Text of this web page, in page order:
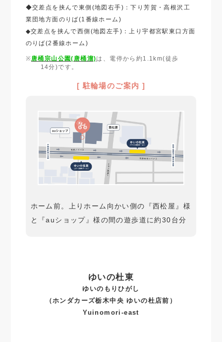
◆交差点を挟んで東側(地図右手)：下り芳賀・高根沢工
業団地方面のりば(1番線ホーム)
◆交差点を挟んで西側(地図左手)：上り宇都宮駅東口方面
のりば(2番線ホーム)
唐桶宗山公園(唐桶溜)は、電停から約1.1km(徒歩
14分)です。
[ 駐輪場のご案内 ]
ホーム前。上りホーム向かい側の『西松屋』様
と『auショップ』様の間の遊歩道に約30台分
ゆいの杜東
ゆいのもりひがし
（ホンダカーズ栃木中央 ゆいの杜店前）
Yuinomori-east